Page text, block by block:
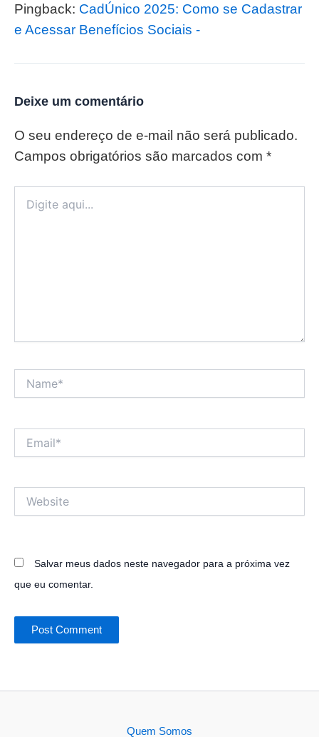
Pingback: CadÚnico 2025: Como se Cadastrar
e Acessar Benefícios Sociais -
Deixe um comentário
O seu endereço de e-mail não será publicado.
Campos obrigatórios são marcados com *
aqui...
Salvar meus dados neste navegador para a próxima vez
que eu comentar.
Quem Somos